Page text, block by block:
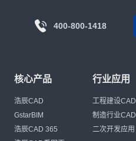
400-800-1418
核心产品
浩辰CAD
GstarBIM
浩辰CAD 365
行业应用
工程建设CAD
制造行业CAD
二次开发应用